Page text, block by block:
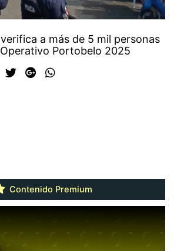
a más de 5 mil personas
Portobelo 2025
Contenido Premium